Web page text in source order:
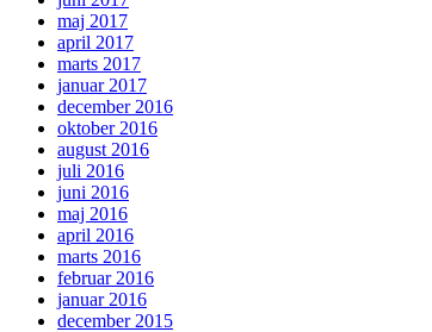
maj 2017
april 2017
marts 2017
januar 2017
december 2016
oktober 2016
august 2016
juli 2016
juni 2016
maj 2016
april 2016
marts 2016
februar 2016
januar 2016
december 2015